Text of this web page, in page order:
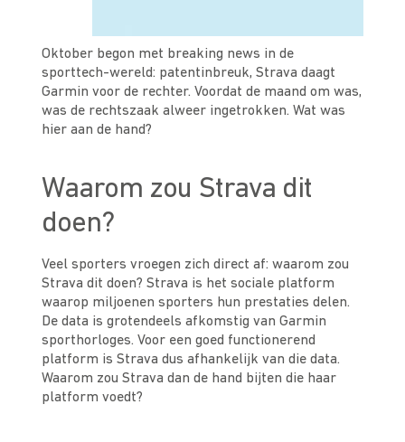
Oktober begon met breaking news in de
sporttech-wereld: patentinbreuk, Strava daagt
Garmin voor de rechter. Voordat de maand om was,
was de rechtszaak alweer ingetrokken. Wat was
hier aan de hand?
Waarom zou Strava dit
doen?
Veel sporters vroegen zich direct af: waarom zou
Strava dit doen? Strava is het sociale platform
waarop miljoenen sporters hun prestaties delen.
De data is grotendeels afkomstig van Garmin
sporthorloges. Voor een goed functionerend
platform is Strava dus afhankelijk van die data.
Waarom zou Strava dan de hand bijten die haar
platform voedt?